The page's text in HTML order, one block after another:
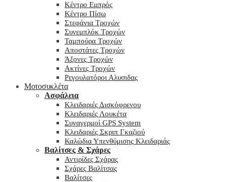
Κέντρο Εμπρός
Κέντρο Πίσω
Στεφάνια Τροχών
Συνεμπλόκ Τροχών
Ταμπούρα Τροχών
Αποστάτες Τροχών
Άξονες Τροχών
Ακτίνες Τροχών
Ρεγουλατόροι Αλυσιδας
Μοτοσυκλέτα
Ασφάλεια
Κλειδαριές Δισκόφρενου
Κλειδαριές Λουκέτα
Συναγερμοί GPS System
Κλειδαριές Σκριπ Γκαζιού
Καλώδια Υπενθύμισης Κλειδαριάς
Βαλίτσες & Σχάρες
Αντιρίδες Σχάρας
Σχάρες Βαλίτσας
Βαλίτσες